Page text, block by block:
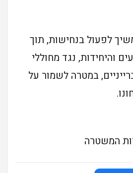
לפעול בנחישות, תוך
והיחידות, נגד מחוללי
במטרה לשמור על
המשטרה